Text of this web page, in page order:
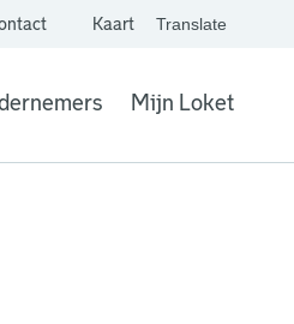
Kaart
. Link opent een
Translate
website,
Vertaal
Mijn Loket
. Link opent een